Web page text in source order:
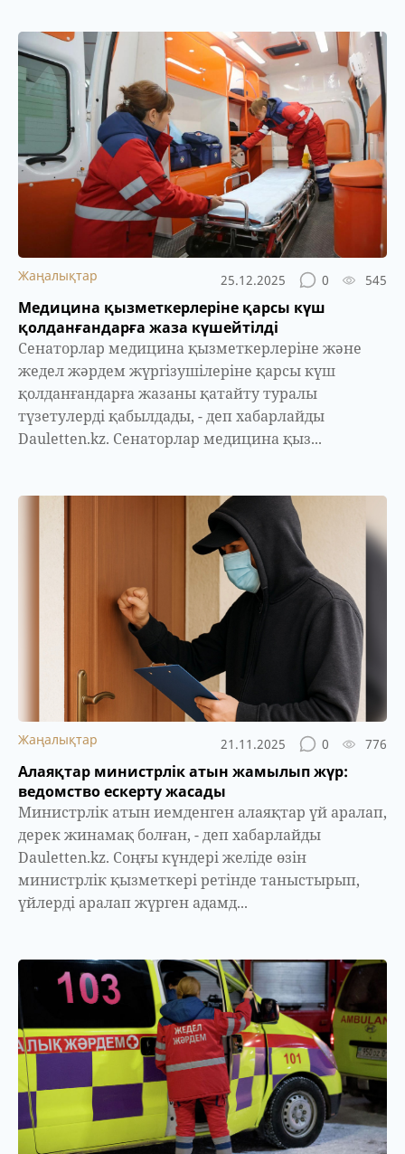
Жаңалықтар 25.12.2025 0 545
Медицина қызметкерлеріне қарсы күш
қолданғандарға жаза күшейтілді
Сенаторлар медицина қызметкерлеріне және
жедел жәрдем жүргізушілеріне қарсы күш
қолданғандарға жазаны қатайту туралы
түзетулерді қабылдады, - деп хабарлайды
Dauletten.kz. Сенаторлар медицина қыз...
Жаңалықтар 21.11.2025 0 776
Алаяқтар министрлік атын жамылып жүр:
ведомство ескерту жасады
Министрлік атын иемденген алаяқтар үй аралап,
дерек жинамақ болған, - деп хабарлайды
Dauletten.kz. Соңғы күндері желіде өзін
министрлік қызметкері ретінде таныстырып,
үйлерді аралап жүрген адамд...